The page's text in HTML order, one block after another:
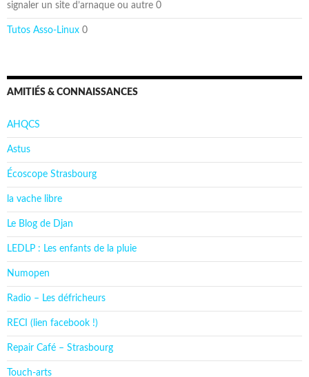
signaler un site d’arnaque ou autre 0
Tutos Asso-Linux 0
AMITIÉS & CONNAISSANCES
AHQCS
Astus
Écoscope Strasbourg
la vache libre
Le Blog de Djan
LEDLP : Les enfants de la pluie
Numopen
Radio – Les défricheurs
RECI (lien facebook !)
Repair Café – Strasbourg
Touch-arts